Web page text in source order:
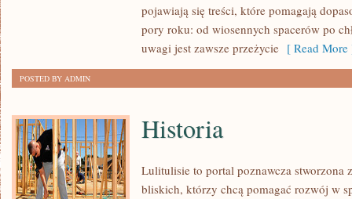
pojawiają się treści, które pomagają
pory roku: od wiosennych spacerów po
uwagi jest zawsze przeżycie [ Read More
POSTED BY ADMIN
Historia
Lulitulisie to portal poznawcza stworzona
bliskich, którzy chcą pomagać rozwój w